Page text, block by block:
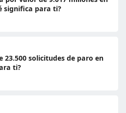
significa para ti?
23.500 solicitudes de paro en
ti?